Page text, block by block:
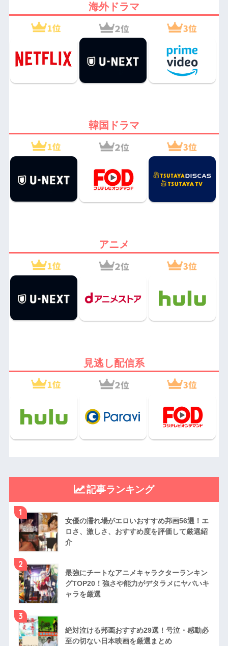
海外ドラマ
韓国ドラマ
アニメ
見逃し配信系
記事ランキング
1
女優の濡れ場がエロいおすすめ邦画56選！エ
ロさ、激しさ、おすすめ度を評価して厳選紹
介
2
最強にチートなアニメキャラクターランキン
グTOP20！強さや能力がデタラメにヤバいキ
ャラを厳選
3
絶対泣ける邦画おすすめ29選！号泣・感動必
至の切ない日本映画を厳選まとめ